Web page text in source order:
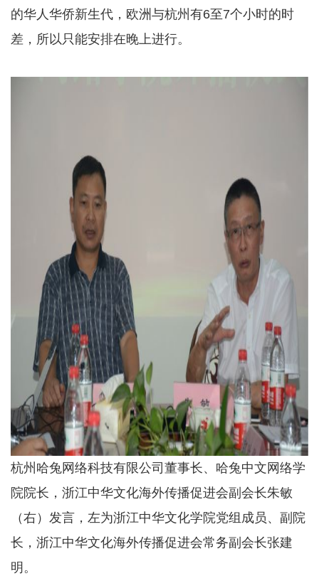
的华人华侨新生代，欧洲与杭州有6至7个小时的时
差，所以只能安排在晚上进行。
杭州哈兔网络科技有限公司董事长、哈兔中文网络学
院院长，浙江中华文化海外传播促进会副会长朱敏
（右）发言，左为浙江中华文化学院党组成员、副院
长，浙江中华文化海外传播促进会常务副会长张建
明。